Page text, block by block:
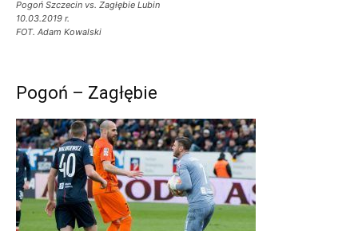
Pogoń Szczecin vs. Zagłębie Lubin
10.03.2019 r.
FOT. Adam Kowalski
Pogoń – Zagłębie